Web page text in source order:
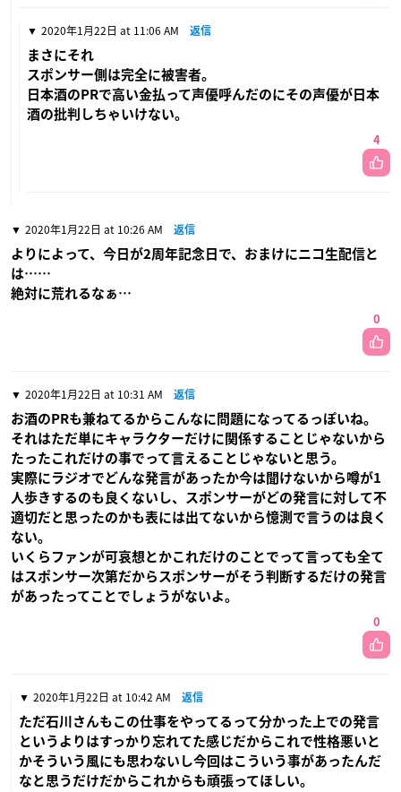
2020年1月22日 at 11:06 AM 返信
まさにそれ
スポンサー側は完全に被害者。
日本酒のPRで高い金払って声優呼んだのにその声優が日本
酒の批判しちゃいけない。
4
2020年1月22日 at 10:26 AM 返信
よりによって、今日が2周年記念日で、おまけにニコ生配信と
は……
絶対に荒れるなぁ…
0
2020年1月22日 at 10:31 AM 返信
お酒のPRも兼ねてるからこんなに問題になってるっぽいね。
それはただ単にキャラクターだけに関係することじゃないから
たったこれだけの事でって言えることじゃないと思う。
実際にラジオでどんな発言があったか今は聞けないから噂が1
人歩きするのも良くないし、スポンサーがどの発言に対して不
適切だと思ったのかも表には出てないから憶測で言うのは良く
ない。
いくらファンが可哀想とかこれだけのことでって言っても全て
はスポンサー次第だからスポンサーがそう判断するだけの発言
があったってことでしょうがないよ。
0
2020年1月22日 at 10:42 AM 返信
ただ石川さんもこの仕事をやってるって分かった上での発言
というよりはすっかり忘れてた感じだからこれで性格悪いと
かそういう風にも思わないし今回はこういう事があったんだ
なと思うだけだからこれからも頑張ってほしい。